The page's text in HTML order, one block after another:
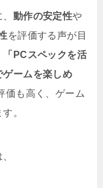
動作の安定性や
を評価する声が目
「PCスペックを活
ームを楽しめ
価も高く、ゲーム
。